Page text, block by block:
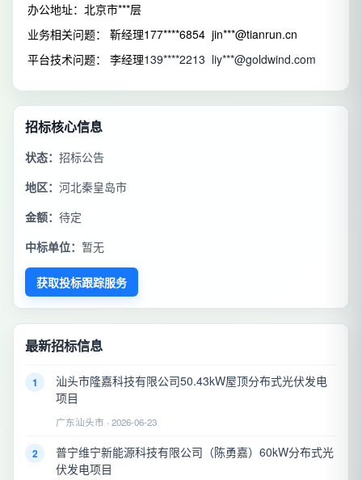
办公地址：北京市***层
业务相关问题： 靳经理177****6854 jin***@tianrun.cn
平台技术问题： 李经理139****2213 liy***@goldwind.com
招标核心信息
状态： 招标公告
地区： 河北秦皇岛市
金额： 待定
中标单位： 暂无
获取投标跟踪服务
最新招标信息
1
汕头市隆嘉科技有限公司50.43kW屋顶分布式光伏发电
项目
广东汕头市 · 2026-06-23
2
普宁维宁新能源科技有限公司（陈勇嘉）60kW分布式光
伏发电项目